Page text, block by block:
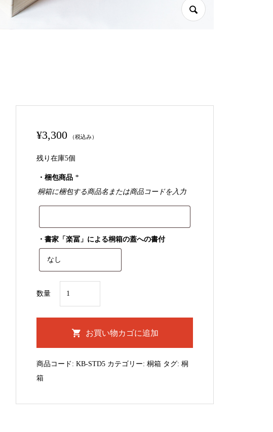
¥3,300 （税込み）
残り在庫5個
・梱包商品 *
桐箱に梱包する商品名または商品コードを入力
・書家「楽冨」による桐箱の蓋への書付
数量
お買い物カゴに追加
商品コード:KB-STD5 カテゴリー:桐箱 タグ:桐
箱